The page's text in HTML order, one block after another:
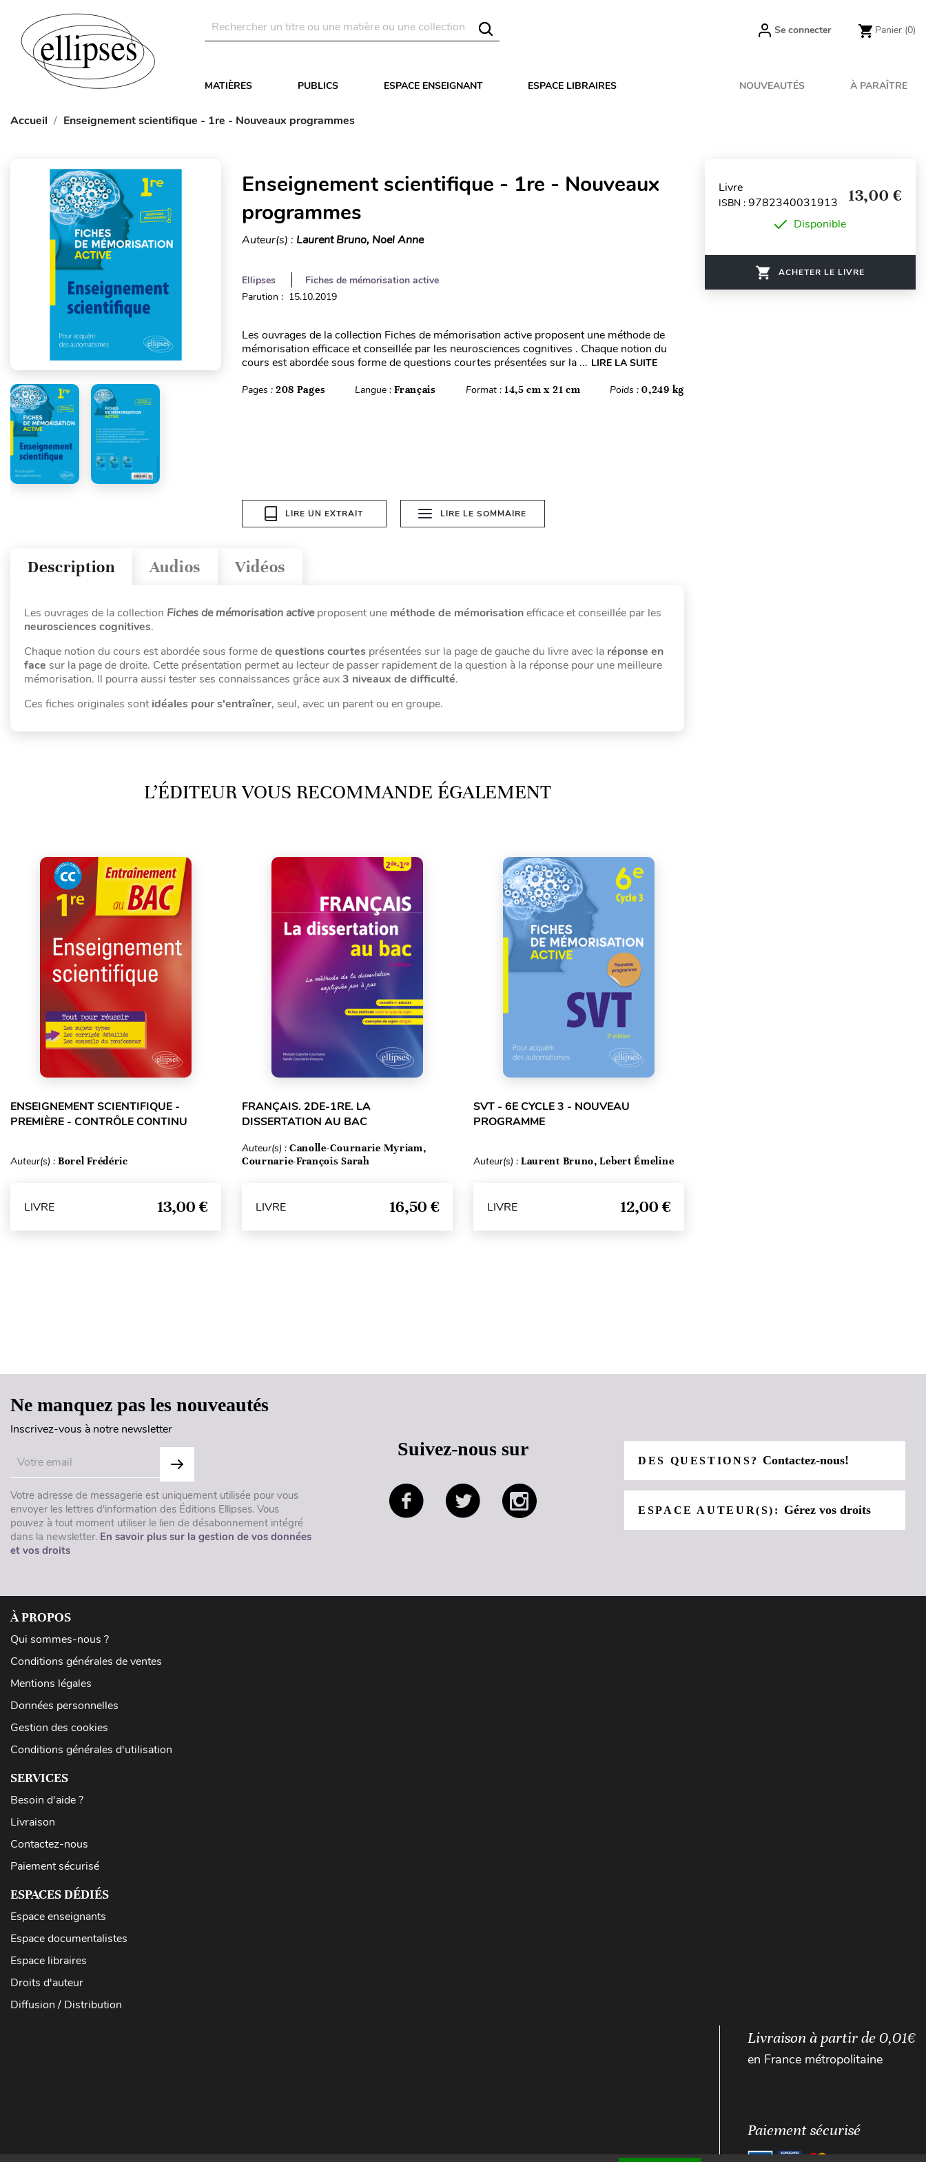
Se connecter Panier (0)
MATIÈRES PUBLICS ESPACE ENSEIGNANT ESPACE LIBRAIRES NOUVEAUTÉS À PARAÎTRE
Accueil Enseignement scientifique - 1re - Nouveaux programmes
Enseignement scientifique - 1re - Nouveaux
programmes
Auteur(s) : Laurent Bruno, Noel Anne
Ellipses
Fiches de mémorisation active
Parution : 15.10.2019
Les ouvrages de la collection Fiches de mémorisation active proposent une méthode de
mémorisation efficace et conseillée par les neurosciences cognitives . Chaque notion du
cours est abordée sous forme de questions courtes présentées sur la ... LIRE LA SUITE
Pages : 208 Pages Langue :Français Format : 14,5 cm x 21 cm Poids :0,249 kg
LIRE UN EXTRAIT LIRE LE SOMMAIRE
Vidéos
Audios
Description
Les ouvrages de la collection Fiches de mémorisation activeproposent une méthode de mémorisationefficace et conseillée par les
neurosciences cognitives.
Chaque notion du cours est abordée sous forme dequestions courtes présentées sur la page de gauche du livre avec la réponse en
face sur la page de droite. Cette présentation permet au lecteur de passer rapidement de la question à la réponse pour une meilleure
mémorisation. Il pourra aussi tester ses connaissances grâce aux3 niveaux de difficulté.
Ces fiches originales sontidéales pour s'entraîner, seul, avec un parent ou en groupe.
L’ÉDITEUR VOUS RECOMMANDE ÉGALEMENT
ENSEIGNEMENT SCIENTIFIQUE -
PREMIÈRE - CONTRÔLE CONTINU
Auteur(s) : Borel Frédéric
LIVRE 13,00 €
FRANÇAIS. 2DE-1RE. LA
DISSERTATION AU BAC
Auteur(s) : Canolle-Cournarie Myriam,
Cournarie-François Sarah
LIVRE 16,50 €
SVT - 6E CYCLE 3 - NOUVEAU
PROGRAMME
Auteur(s) : Laurent Bruno, Lebert Émeline
LIVRE 12,00 €
Livre
ISBN : 9782340031913 13,00 €
Disponible
ACHETER LE LIVRE
Ne manquez pas les nouveautés
Inscrivez-vous à notre newsletter
Votre adresse de messagerie est uniquement utilisée pour vous
envoyer les lettres d'information des Éditions Ellipses. Vous
pouvez à tout moment utiliser le lien de désabonnement intégré
dans la newsletter. En savoir plus sur la gestion de vos données
et vos droits
Suivez-nous sur
DES QUESTIONS?Contactez-nous!
ESPACE AUTEUR(S): Gérez vos droits
À PROPOS
Qui sommes-nous ?
Conditions générales de ventes
Mentions légales
Données personnelles
Gestion des cookies
Conditions générales d'utilisation
SERVICES
Besoin d'aide ?
Livraison
Contactez-nous
Paiement sécurisé
ESPACES DÉDIÉS
Espace enseignants
Espace documentalistes
Espace libraires
Droits d'auteur
Diffusion / Distribution
Livraison à partir de 0,01€
en France métropolitaine
Paiement sécurisé